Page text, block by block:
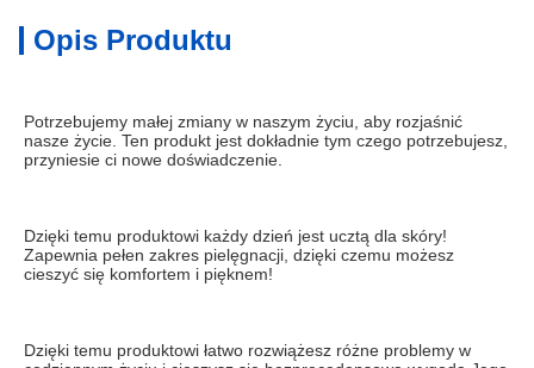
Opis Produktu
Potrzebujemy małej zmiany w naszym życiu, aby rozjaśnić
nasze życie. Ten produkt jest dokładnie tym czego potrzebujesz,
przyniesie ci nowe doświadczenie.
Dzięki temu produktowi każdy dzień jest ucztą dla skóry!
Zapewnia pełen zakres pielęgnacji, dzięki czemu możesz
cieszyć się komfortem i pięknem!
Dzięki temu produktowi łatwo rozwiążesz różne problemy w